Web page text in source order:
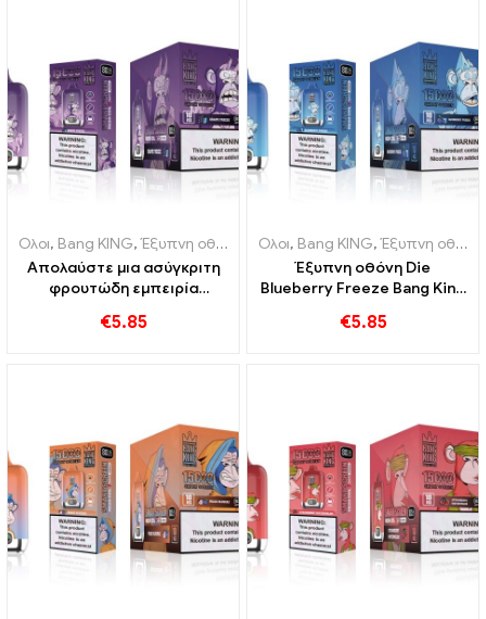
Ολοι, Bang KING,Έξυπνη οθόνη Bang King 15000 Φούσκα ,
Απολαύστε μια ασύγκριτη
φρουτώδη εμπειρία
οθόνη Grape Jelly Bang
€5.85
Ολοι, Bang KING,Έξυπνη οθόνη Bang King 15000 Φούσκα
Έξυπνη οθόνη Die
Blueberry Freeze Bang King
ένα νόστιμο
€5.85